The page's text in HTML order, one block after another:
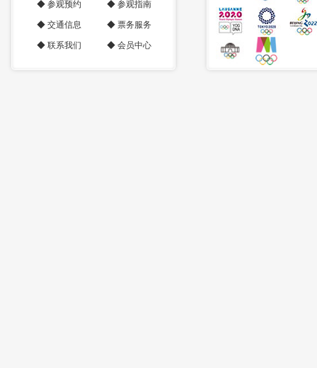
◆ 参观预约 ◆ 参观指南
◆ 交通信息 ◆ 票务服务
◆ 联系我们 ◆ 会员中心